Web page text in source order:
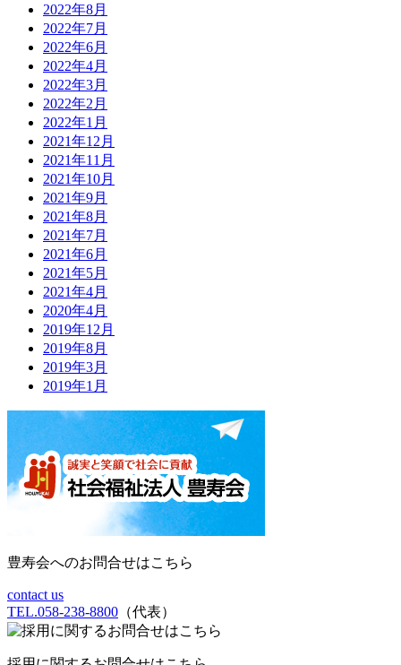
2022年8月
2022年7月
2022年6月
2022年4月
2022年3月
2022年2月
2022年1月
2021年12月
2021年11月
2021年10月
2021年9月
2021年8月
2021年7月
2021年6月
2021年5月
2021年4月
2020年4月
2019年12月
2019年8月
2019年3月
2019年1月
豊寿会へのお問合せはこちら
contact us
TEL.058-238-8800 （代表）